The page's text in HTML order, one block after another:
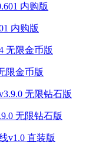
内购版
限金币版
无限钻石版